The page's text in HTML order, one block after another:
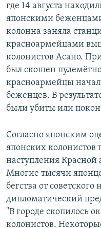
где 14 августа
японскими
колонна заняла
красноармейцами
колонистов Асано.
был скошен
красноармейцы
беженцев. В
были убиты или
Согласно японским
японских колонистов
наступления
Многие тысячи
бегства от
дипломатический
"В городе скопилось
колонистов.